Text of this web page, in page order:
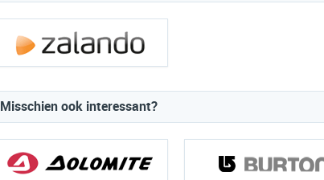
Misschien ook interessant?